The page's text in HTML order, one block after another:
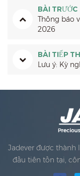
BÀI TRƯỚC
Thông báo
2026
BÀI TIẾP
Lưu ý: Kỳ
Jadever được thành
đầu tiên tồn tại,
công nghệ và phát